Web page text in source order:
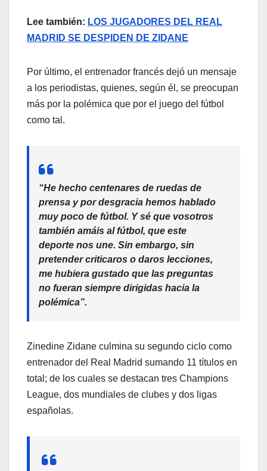
Lee también: LOS JUGADORES DEL REAL
MADRID SE DESPIDEN DE ZIDANE
Por último, el entrenador francés dejó un mensaje
a los periodistas, quienes, según él, se preocupan
más por la polémica que por el juego del fútbol
como tal.
“He hecho centenares de ruedas de
prensa y por desgracia hemos hablado
muy poco de fútbol. Y sé que vosotros
también amáis al fútbol, que este
deporte nos une. Sin embargo, sin
pretender criticaros o daros lecciones,
me hubiera gustado que las preguntas
no fueran siempre dirigidas hacia la
polémica”.
Zinedine Zidane culmina su segundo ciclo como
entrenador del Real Madrid sumando 11 títulos en
total; de los cuales se destacan tres Champions
League, dos mundiales de clubes y dos ligas
españolas.